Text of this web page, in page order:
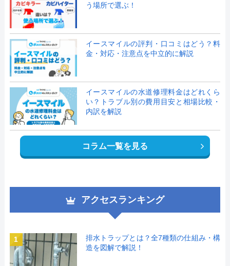
う場所で選ぶ！
イースマイルの評判・口コミはどう？料
金・対応・注意点を中立的に解説
イースマイルの水道修理料金はどれくら
い？トラブル別の費用目安と相場比較・
内訳を解説
コラム一覧を見る
アクセスランキング
1
排水トラップとは？全7種類の仕組み・構
造を図解で解説！